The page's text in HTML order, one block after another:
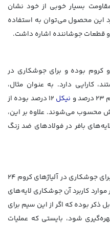
بسیار خوبی از خود نشان
این محصول می‌توان به استفاده
قطعات جوشاننده اشاره داشت.
کروم بوده و برای جوشکاری در
کارایی دارد. به عنوان مثال،
نیکل
12 درصد بوده از
محسوب می‌شوند. علاوه بر این،
بافر در فولادهای ضد زنگ
از این مدل سیم جوش آرگون می‌توان برای جوشکاری در آلیاژهای کروم 24
از دیگر موارد کاربرد آن جوشکاری لایه‌های
ذکر بوده که اگر از این سیم برای
شود، بایستی که عملیات